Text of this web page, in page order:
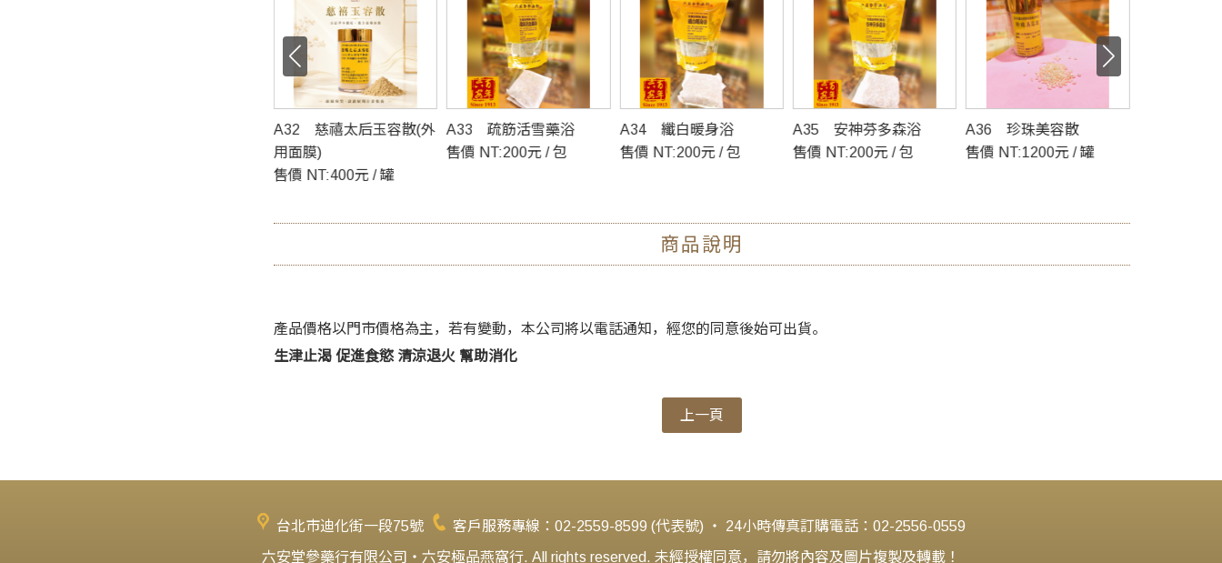
A32 慈禧太后玉容散(外
用面膜)
售價 NT:400元 / 罐
A33 疏筋活雪藥浴
售價 NT:200元 / 包
A34 纖白暖身浴
售價 NT:200元 / 包
A35 安神芬多森浴
售價 NT:200元 / 包
A36 珍珠美容散
售價 NT:1200元 / 罐
商品說明
產品價格以門市價格為主，若有變動，本公司將以電話通知，經您的同意後始可出貨。
生津止渴 促進食慾 清涼退火 幫助消化
上一頁
台北市迪化街一段75號
客戶服務專線：02-2559-8599 (代表號) ‧ 24小時傳真訂購電話：02-2556-0559
六安堂參藥行有限公司‧六安極品燕窩行. All rights reserved. 未經授權同意，請勿將內容及圖片複製及轉載！